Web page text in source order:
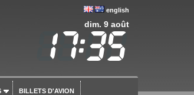
english
dim. 9 août
BILLETS D'AVION